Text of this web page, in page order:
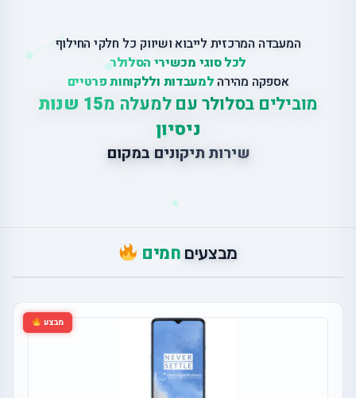
המעבדה המרכזית לייבוא ושיווק כל חלקי החילוף
לכל סוגי מכשירי הסלולר
אספקה מהירה למעבדות וללקוחות פרטיים
מובילים בסלולר עם למעלה מ
15 שנות
ניסיון
שירות תיקונים במקום
מבצעים חמים
מבצע